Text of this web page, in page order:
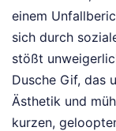
einem
sich durch
stößt
Dusche Gif, das
Ästhetik und
kurzen,